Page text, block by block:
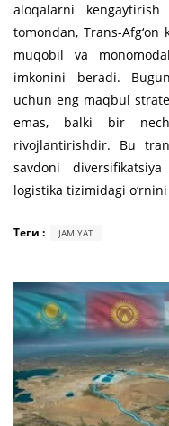
aloqalarni
tomondan, Trans-
muqobil va
imkonini beradi.
uchun eng maqbul
emas, balki bir
rivojlantirishdir. Bu
savdoni
logistika tizimidagi
Теги : JAMIYAT